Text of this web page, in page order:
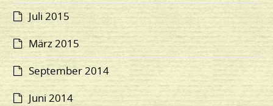
Juli 2015
März 2015
September 2014
Juni 2014